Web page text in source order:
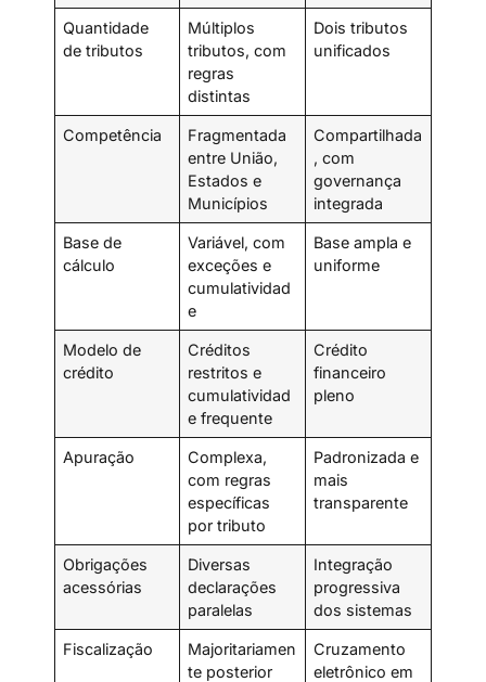
Quantidade
de tributos
Múltiplos
tributos, com
regras
distintas
Dois tributos
unificados
Competência
Fragmentada
entre União,
Estados e
Municípios
Compartilhada
, com
governança
integrada
Base de
cálculo
Variável, com
exceções e
cumulatividad
e
Base ampla e
uniforme
Modelo de
crédito
Créditos
restritos e
cumulatividad
e frequente
Crédito
financeiro
pleno
Apuração
Complexa,
com regras
específicas
por tributo
Padronizada e
mais
transparente
Obrigações
acessórias
Diversas
declarações
paralelas
Integração
progressiva
dos sistemas
Fiscalização
Majoritariamen
te posterior
Cruzamento
eletrônico em